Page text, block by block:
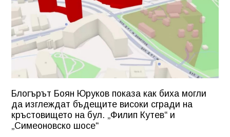
Блогърът Боян Юруков показа как биха могли
да изглеждат бъдещите високи сгради на
кръстовището на бул. „Филип Кутев“ и
„Симеоновско шосе“